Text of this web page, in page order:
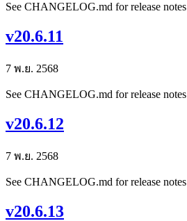
See CHANGELOG.md for release notes
v20.6.11
7 พ.ย. 2568
See CHANGELOG.md for release notes
v20.6.12
7 พ.ย. 2568
See CHANGELOG.md for release notes
v20.6.13